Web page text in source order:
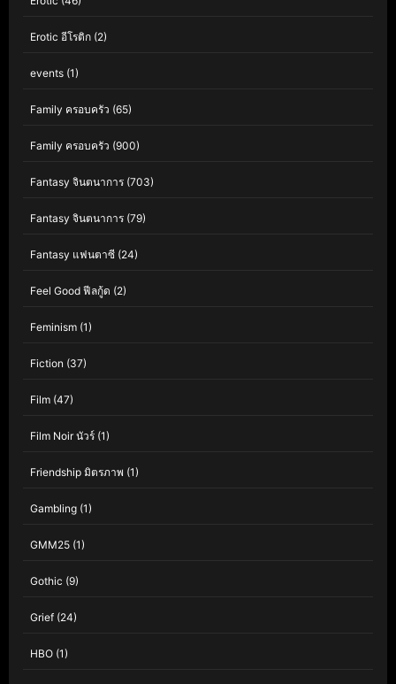
Erotic อีโรติก (2)
events (1)
Family ครอบครัว (65)
Family ครอบครัว (900)
Fantasy จินตนาการ (703)
Fantasy จินตนาการ (79)
Fantasy แฟนตาซี (24)
Feel Good ฟีลกู้ด (2)
Feminism (1)
Fiction (37)
Film (47)
Film Noir นัวร์ (1)
Friendship มิตรภาพ (1)
Gambling (1)
GMM25 (1)
Gothic (9)
Grief (24)
HBO (1)